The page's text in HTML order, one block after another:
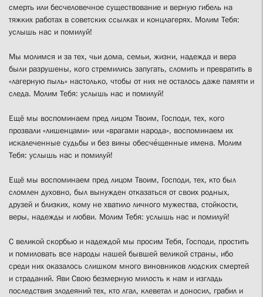
смерть или бесчеловечное существование и верную гибель на
тяжких работах в советских ссылках и концлагерях. Молим Тебя:
услышь нас и помилуй!
Мы молимся и за тех, чьи дома, семьи, жизни, надежда и вера
были разрушены, кого стремились запугать, сломить и превратить в
«лагерную пыль» настолько, чтобы от них не осталось даже памяти и
следа. Молим Тебя: услышь нас и помилуй!
Ещё мы воспоминаем пред лицом Твоим, Господи, тех, кого
прозвали «лишенцами» или «врагами народа», воспоминаем их
искалеченные судьбы и без вины обесче́щенные имена. Молим
Тебя: услышь нас и помилуй!
Ещё мы воспоминаем пред лицом Твоим, Господи, тех, кто был
сломлен духовно, был вынужден отказаться от своих родных,
друзей и близких, кому не хватило личного мужества, стойкости,
веры, надежды и любви. Молим Тебя: услышь нас и помилуй!
С великой скорбью и надеждой мы просим Тебя, Господи, простить
и помиловать все народы нашей бывшей великой страны, ибо
среди них оказалось слишком много виновников людских смертей
и страданий. Яви Свою безмерную милость к нам и изгладь
последствия злодеяний тех, кто лгал, клеветал и доносил, грабил и